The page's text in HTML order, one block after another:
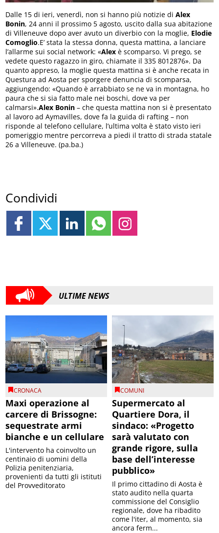
Dalle 15 di ieri, venerdì, non si hanno più notizie diAlex
Bonin, 24 anni il prossimo 5 agosto, uscito dalla sua abitazione
di Villeneuve dopo aver avuto un diverbio con la moglie, Elodie
Comoglio.E’ stata la stessa donna, questa mattina, a lanciare
l’allarme sui social network: «Alex è scomparso. Vi prego, se
vedete questo ragazzo in giro, chiamate il 335 8012876». Da
quanto appreso, la moglie questa mattina si è anche recata in
Questura ad Aosta per sporgere denuncia di scomparsa,
aggiungendo: «Quando è arrabbiato se ne va in montagna, ho
paura che si sia fatto male nei boschi, dove va per
calmarsi».Alex Bonin – che questa mattina non si è presentato
al lavoro ad Aymavilles, dove fa la guida di rafting – non
risponde al telefono cellulare, l’ultima volta è stato visto ieri
pomeriggio mentre percorreva a piedi il tratto di strada statale
26 a Villeneuve. (pa.ba.)
Condividi
ULTIME NEWS
CRONACA
Maxi operazione al
carcere di Brissogne:
sequestrate armi
bianche e un cellulare
L'intervento ha coinvolto un
centinaio di uomini della
Polizia penitenziaria,
provenienti da tutti gli istituti
del Provveditorato
COMUNI
Supermercato al
Quartiere Dora, il
sindaco: «Progetto
sarà valutato con
grande rigore, sulla
base dell’interesse
pubblico»
Il primo cittadino di Aosta è
stato audito nella quarta
commissione del Consiglio
regionale, dove ha ribadito
come l'iter, al momento, sia
ancora ferm...